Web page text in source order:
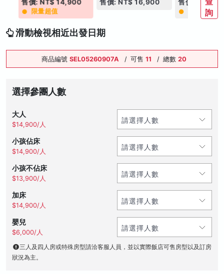
售價: NT$ 14,900
限量超值
售價: NT$ 16,900 售價: NT$
限量超值
詢
滑動檢視相近出發日期
商品編號 SEL05260907A / 可售 11 / 總數 20
選擇參團人數
大人
$14,900/人
小孩佔床
$14,900/人
小孩不佔床
$13,900/人
加床
$14,900/人
嬰兒
$6,000/人
三人及四人房或特殊房型請洽客服人員，並以實際飯店可售房型以及訂房
狀況為主。